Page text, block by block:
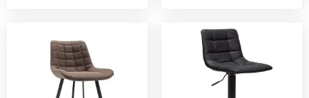
prijs
was:
€ 155,00.
prijs
was:
€ 75,00.